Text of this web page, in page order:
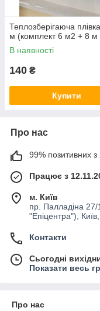
Теплозберігаюча
м (комплект 6 м2 + 8 м
В наявності
140 ₴
Купити
Про нас
99% позитивних з
Працює з
м. Київ
пр. Палладіна 27/
"Епіцентра"),
Контакти
Сьогодні
Показати весь
Про нас